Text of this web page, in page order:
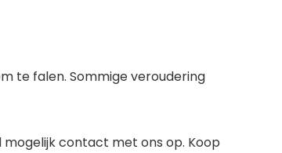
te falen. Sommige veroudering
contact met ons op. Koop